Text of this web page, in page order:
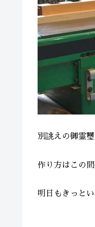
別誂えの御霊
作り方はこの
明日もきっとい